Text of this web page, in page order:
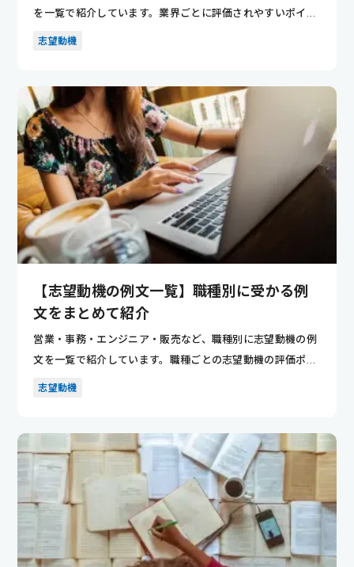
を一覧で紹介しています。業界ごとに評価されやすいポイン
トが分かり...
志望動機
【志望動機の例文一覧】職種別に受かる例
文をまとめて紹介
営業・事務・エンジニア・販売など、職種別に志望動機の例
文を一覧で紹介しています。職種ごとの志望動機の評価ポイ
ントが分かり...
志望動機